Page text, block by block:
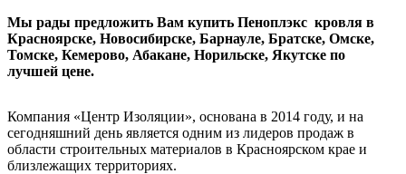
Мы рады предложить Вам купить Пеноплэкс кровля в
Красноярске, Новосибирске, Барнауле, Братске, Омске,
Томске, Кемерово, Абакане, Норильске, Якутске по
лучшей цене.
Компания «Центр Изоляции», основана в 2014 году, и на
сегодняшний день является одним из лидеров продаж в
области строительных материалов в Красноярском крае и
близлежащих территориях.